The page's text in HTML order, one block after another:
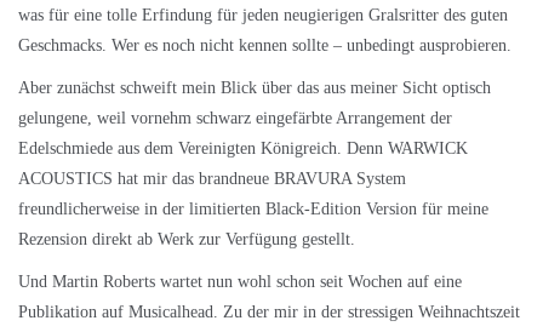
was für eine tolle Erfindung für jeden neugierigen Gralsritter des guten
Geschmacks. Wer es noch nicht kennen sollte – unbedingt ausprobieren.
Aber zunächst schweift mein Blick über das aus meiner Sicht optisch
gelungene, weil vornehm schwarz eingefärbte Arrangement der
Edelschmiede aus dem Vereinigten Königreich. Denn WARWICK
ACOUSTICS hat mir das brandneue BRAVURA System
freundlicherweise in der limitierten Black-Edition Version für meine
Rezension direkt ab Werk zur Verfügung gestellt.
Und Martin Roberts wartet nun wohl schon seit Wochen auf eine
Publikation auf Musicalhead. Zu der mir in der stressigen Weihnachtszeit